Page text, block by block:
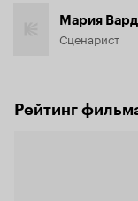
Мария
Сценарист
Рейтинг